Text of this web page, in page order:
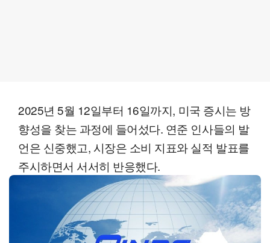
2025년 5월 12일부터 16일까지, 미국 증시는 방
향성을 찾는 과정에 들어섰다. 연준 인사들의 발
언은 신중했고, 시장은 소비 지표와 실적 발표를
주시하면서 서서히 반응했다.